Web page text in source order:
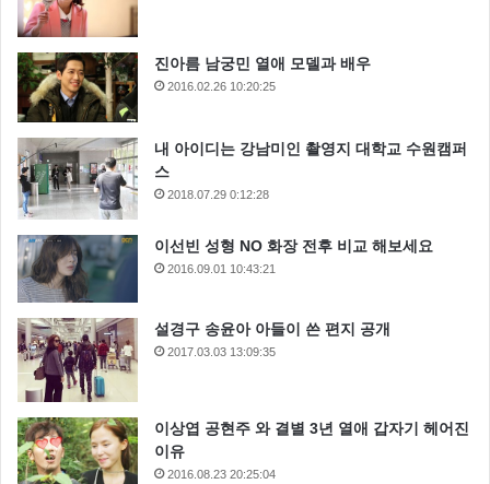
진아름 남궁민 열애 모델과 배우
2016.02.26 10:20:25
내 아이디는 강남미인 촬영지 대학교 수원캠퍼
스
2018.07.29 0:12:28
이선빈 성형 NO 화장 전후 비교 해보세요
2016.09.01 10:43:21
설경구 송윤아 아들이 쓴 편지 공개
2017.03.03 13:09:35
이상엽 공현주 와 결별 3년 열애 갑자기 헤어진
이유
2016.08.23 20:25:04